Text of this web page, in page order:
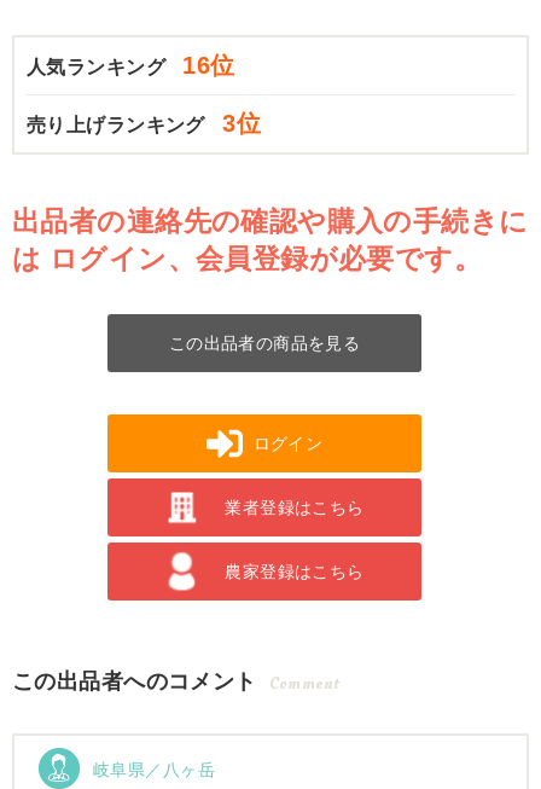
人気ランキング 16位
売り上げランキング 3位
出品者の連絡先の確認や購入の手続きに
は ログイン、会員登録が必要です。
この出品者の商品を見る
ログイン
業者登録はこちら
農家登録はこちら
この出品者へのコメント Comment
岐阜県／八ヶ岳